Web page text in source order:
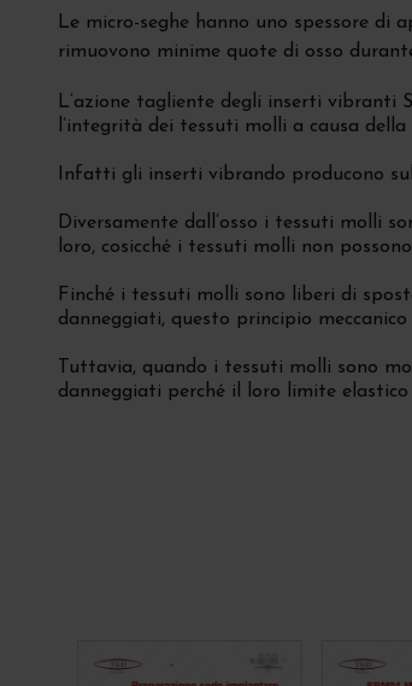
Le micro-seghe hanno uno spessore di
rimuovono minime quote di osso
L’azione tagliente degli inserti vibranti
l’integrità dei tessuti molli a causa della
Infatti gli inserti vibrando producono
Diversamente dall’osso i tessuti molli
loro, cosicché i tessuti molli non
Finché i tessuti molli sono liberi di
danneggiati, questo principio
Tuttavia, quando i tessuti molli sono
danneggiati perché il loro limite